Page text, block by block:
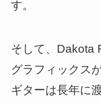
す。
そして、Dakota
グラフィックス
ギターは長年に